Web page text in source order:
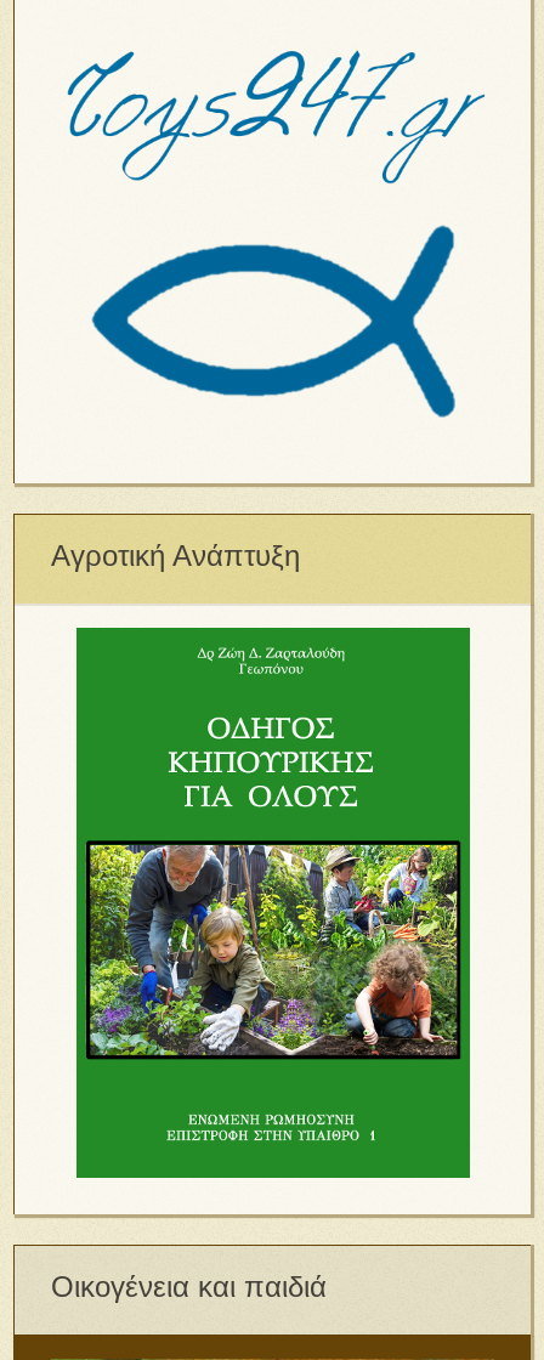
Αγροτική Ανάπτυξη
Οικογένεια και παιδιά